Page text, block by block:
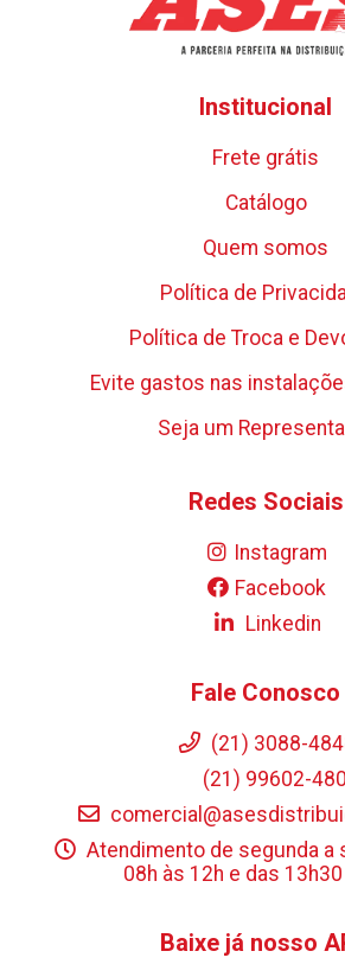
Institucional
Frete grátis
Catálogo
Quem somos
Política de
Política de Troca e
Evite gastos nas
Seja um
Redes Sociais
Instagram
Facebook
Linkedin
Fale Conosco
(21) 3088-
(21) 99602-
Atendimento de segunda a
08h às 12h e das
Baixe já nosso